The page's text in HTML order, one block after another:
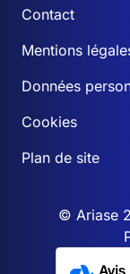
Contact
Mentions
Données
Cookies
Plan de site
© Ariase